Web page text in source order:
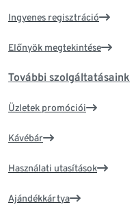
Ingyenes regisztráció
Előnyök megtekintése
További szolgáltatásaink
Üzletek promóciói
Kávébár
Használati utasítások
Ajándékkártya